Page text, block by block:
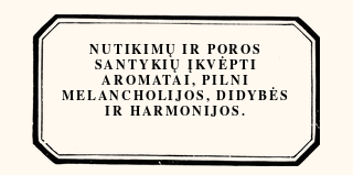
NUTIKIMŲ IR POROS
SANTYKIŲ ĮKVĖPTI
AROMATAI, PILNI
MELANCHOLIJOS, DIDYBĖS
IR HARMONIJOS.